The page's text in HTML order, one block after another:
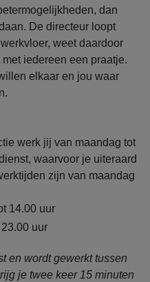
dan
De directeur loopt
weet daardoor
iedereen een praatje.
elkaar en jou waar
werk jij van maandag tot
waarvoor je uiteraard
zijn van maandag
14.00 uur
uur
en wordt gewerkt tussen
je twee keer 15 minuten